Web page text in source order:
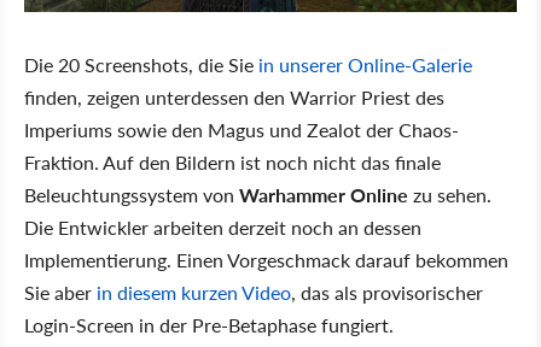
Die 20 Screenshots, die Sie in unserer Online-Galerie
finden, zeigen unterdessen den Warrior Priest des
Imperiums sowie den Magus und Zealot der Chaos-
Fraktion. Auf den Bildern ist noch nicht das finale
Beleuchtungssystem von Warhammer Online zu sehen.
Die Entwickler arbeiten derzeit noch an dessen
Implementierung. Einen Vorgeschmack darauf bekommen
Sie aber in diesem kurzen Video, das als provisorischer
Login-Screen in der Pre-Betaphase fungiert.